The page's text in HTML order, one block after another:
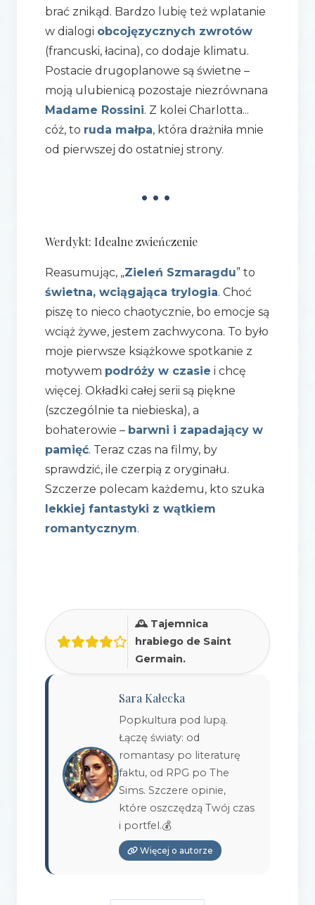
brać znikąd. Bardzo lubię też wplatanie
w dialogi obcojęzycznych zwrotów
(francuski, łacina), co dodaje klimatu.
Postacie drugoplanowe są świetne –
moją ulubienicą pozostaje niezrównana
Madame Rossini. Z kolei Charlotta...
cóż, to ruda małpa, która drażniła mnie
od pierwszej do ostatniej strony.
•••
Werdykt: Idealne zwieńczenie
Reasumując, „Zieleń Szmaragdu” to
świetna, wciągająca trylogia. Choć
piszę to nieco chaotycznie, bo emocje są
wciąż żywe, jestem zachwycona. To było
moje pierwsze książkowe spotkanie z
motywem podróży w czasie i chcę
więcej. Okładki całej serii są piękne
(szczególnie ta niebieska), a
bohaterowie – barwni i zapadający w
pamięć. Teraz czas na filmy, by
sprawdzić, ile czerpią z oryginału.
Szczerze polecam każdemu, kto szuka
lekkiej fantastyki z wątkiem
romantycznym.
🕰️ Tajemnica
hrabiego de Saint
Germain.
Sara Kałecka
Popkultura pod lupą.
Łączę światy: od
romantasy po literaturę
faktu, od RPG po The
Sims. Szczere opinie,
które oszczędzą Twój czas
i portfel.💰
Więcej o autorze